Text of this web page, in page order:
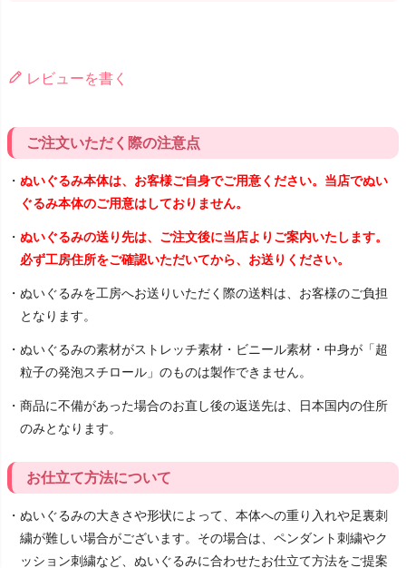
レビューを書く
ご注文いただく際の注意点
・ ぬいぐるみ本体は、お客様ご自身でご用意ください。当店でぬい
ぐるみ本体のご用意はしておりません。
・ ぬいぐるみの送り先は、ご注文後に当店よりご案内いたします。
必ず工房住所をご確認いただいてから、お送りください。
・ぬいぐるみを工房へお送りいただく際の送料は、お客様のご負担
となります。
・ぬいぐるみの素材がストレッチ素材・ビニール素材・中身が「超
粒子の発泡スチロール」のものは製作できません。
・商品に不備があった場合のお直し後の返送先は、日本国内の住所
のみとなります。
お仕立て方法について
・ぬいぐるみの大きさや形状によって、本体への重り入れや足裏刺
繍が難しい場合がございます。その場合は、ペンダント刺繍やク
ッション刺繍など、ぬいぐるみに合わせたお仕立て方法をご提案